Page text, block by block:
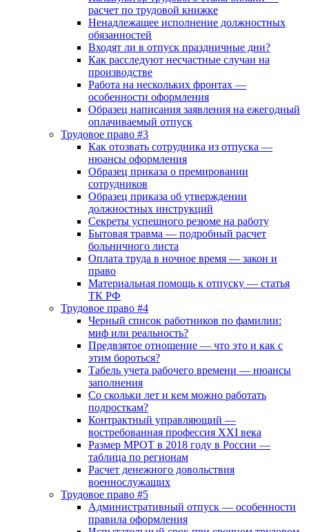
расчет по трудовой книжке
Ненадлежащее исполнение должностных
обязанностей
Входят ли в отпуск праздничные дни?
Как расследуют несчастные случаи на
производстве
Работа на нескольких фронтах —
особенности оформления
Образец написания заявления на ежегодный
оплачиваемый отпуск
Трудовое право #3
Как отозвать сотрудника из отпуска —
нюансы оформления
Образец приказа о премировании
сотрудников
Образец приказа об утверждении
должностных инструкций
Секреты успешного резюме на работу
Бытовая травма — подробный расчет
больничного листа
Оплата труда в ночное время — закон и
право
Материальная помощь к отпуску — статья
ТК РФ
Трудовое право #4
Черный список работников по фамилии:
миф или реальность?
Предвзятое отношение — что это и как с
этим бороться?
Табель учета рабочего времени — нюансы
заполнения
Со скольки лет и кем можно работать
подросткам?
Контрактный управляющий —
востребованная профессия XXI века
Размер МРОТ в 2018 году в России —
таблица по регионам
Расчет денежного довольствия
военнослужащих
Трудовое право #5
Административный отпуск — особенности
правила оформления